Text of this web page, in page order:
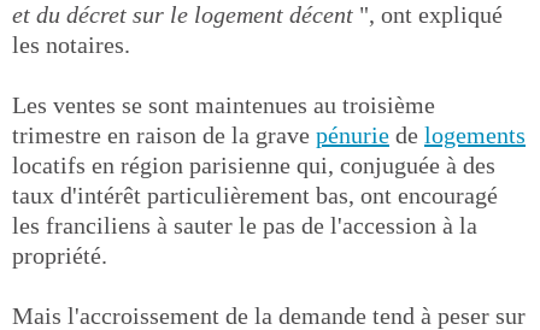
et du décret sur le logement décent ", ont expliqué
les notaires.
Les ventes se sont maintenues au troisième
trimestre en raison de la grave pénurie de logements
locatifs en région parisienne qui, conjuguée à des
taux d'intérêt particulièrement bas, ont encouragé
les franciliens à sauter le pas de l'accession à la
propriété.
Mais l'accroissement de la demande tend à peser sur